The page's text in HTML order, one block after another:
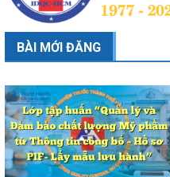
BÀI MỚI ĐĂNG